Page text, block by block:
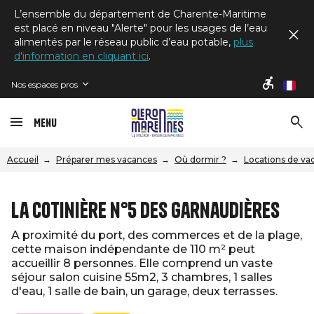
L’ensemble du département de Charente-Maritime
est placé en niveau "Alerte" pour les usages de l’eau
alimentés par le réseau public d’eau potable, plus
d'information en cliquant ici.
Nos espaces pros fr
Menu
Accueil Préparer mes vacances Où dormir ? Locations de
La Cotinière n°5 des Garnaudières
A proximité du port, des commerces et de la plage,
cette maison indépendante de 110 m² peut
accueillir 8 personnes. Elle comprend un vaste
séjour salon cuisine 55m2, 3 chambres, 1 salles
d'eau, 1 salle de bain, un garage, deux terrasses.